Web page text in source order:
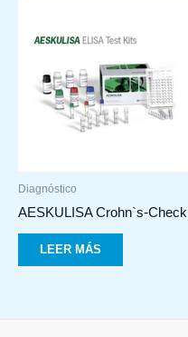
Diagnóstico
AESKULISA Crohn`s-Check
LEER MÁS